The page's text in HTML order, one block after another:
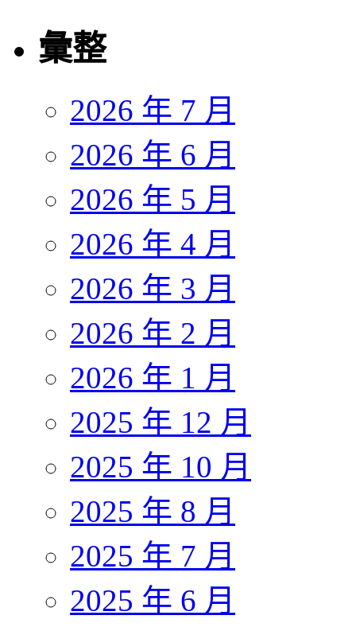
彙整
2026 年 7 月
2026 年 6 月
2026 年 5 月
2026 年 4 月
2026 年 3 月
2026 年 2 月
2026 年 1 月
2025 年 12 月
2025 年 10 月
2025 年 8 月
2025 年 7 月
2025 年 6 月